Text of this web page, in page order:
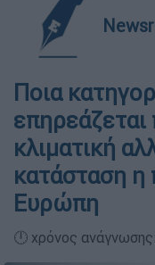
Ποια
κλιματική
κατάσταση η
Ευρώπη
🕛 χρόνος